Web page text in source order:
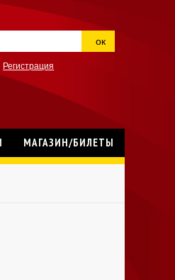
ок
Регистрация
МАГАЗИН/БИЛЕТЫ